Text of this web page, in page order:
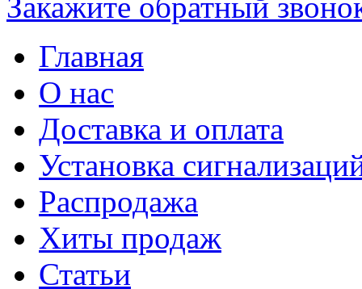
Главная
О нас
Доставка и оплата
Установка
Распродажа
Хиты продаж
Статьи